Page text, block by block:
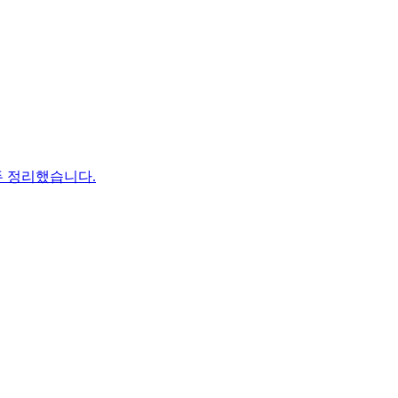
정리했습니다.